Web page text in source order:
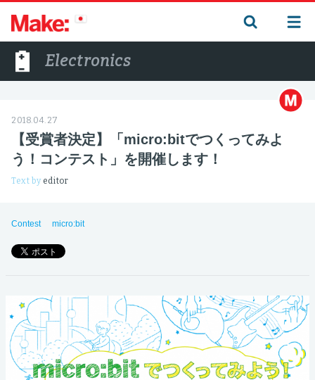
Electronics
2018.04.27
【受賞者決定】「micro:bitでつくってみよ
う！コンテスト」を開催します！
Text by editor
Contest micro:bit